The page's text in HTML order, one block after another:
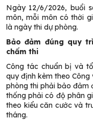
Ngày 12/6/2026, buổi
môn, mỗi môn có thời
là ngày thi dự phòng.
Bảo đảm đúng quy
chấm thi
Công tác chuẩn bị và
quy định kèm theo
phòng thi phải bảo đảm
thống phải có độ phân
theo kiểu căn cước và
tháng.